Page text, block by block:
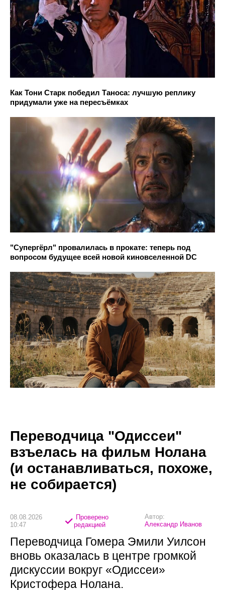
Как Тони Старк победил Таноса: лучшую реплику
придумали уже на пересъёмках
"Супергёрл" провалилась в прокате: теперь под
вопросом будущее всей новой киновселенной DC
Переводчица "Одиссеи"
взъелась на фильм Нолана
(и останавливаться, похоже,
не собирается)
08.08.2026
10:47
Проверено
редакцией
Автор:
Александр Иванов
Переводчица Гомера Эмили Уилсон
вновь оказалась в центре громкой
дискуссии вокруг «Одиссеи»
Кристофера Нолана.